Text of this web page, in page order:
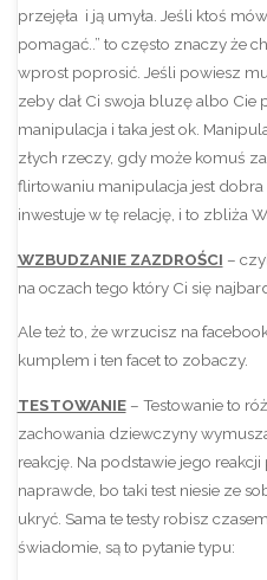
przejęła i ją umyła. Jeśli ktoś
pomagać..” to często znaczy że
wprost poprosić. Jeśli powiesz
zeby dał Ci swoja bluzę albo Cie
manipulacja i taka jest ok.
złych rzeczy, gdy może komuś
flirtowaniu manipulacja jest
inwestuje w tę relację, i to zbliża
WZBUDZANIE ZAZDROŚCI –
na oczach tego który Ci się
Ale też to, że wrzucisz na
kumplem i ten facet to zobaczy.
TESTOWANIE– Testowanie to
zachowania dziewczyny
reakcję. Na podstawie jego
naprawde, bo taki test niesie ze
ukryć. Sama te testy robisz
świadomie, są to pytanie typu: